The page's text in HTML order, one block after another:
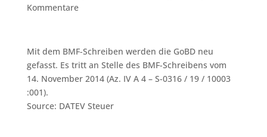
Kommentare
Mit dem BMF-Schreiben werden die GoBD neu
gefasst. Es tritt an Stelle des BMF-Schreibens vom
14. November 2014 (Az. IV A 4 – S-0316 / 19 / 10003
:001).
Source: DATEV Steuer